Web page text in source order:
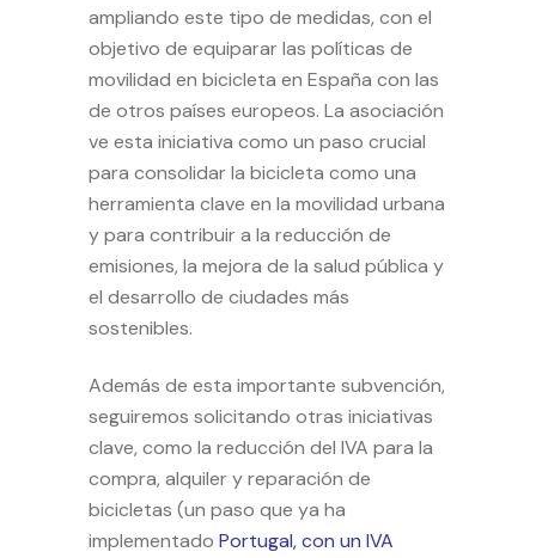
ampliando este tipo de medidas, con el
objetivo de equiparar las políticas de
movilidad en bicicleta en España con las
de otros países europeos. La asociación
ve esta iniciativa como un paso crucial
para consolidar la bicicleta como una
herramienta clave en la movilidad urbana
y para contribuir a la reducción de
emisiones, la mejora de la salud pública y
el desarrollo de ciudades más
sostenibles.
Además de esta importante subvención,
seguiremos solicitando otras iniciativas
clave, como la reducción del IVA para la
compra, alquiler y reparación de
bicicletas (un paso que ya ha
implementado Portugal, con un IVA